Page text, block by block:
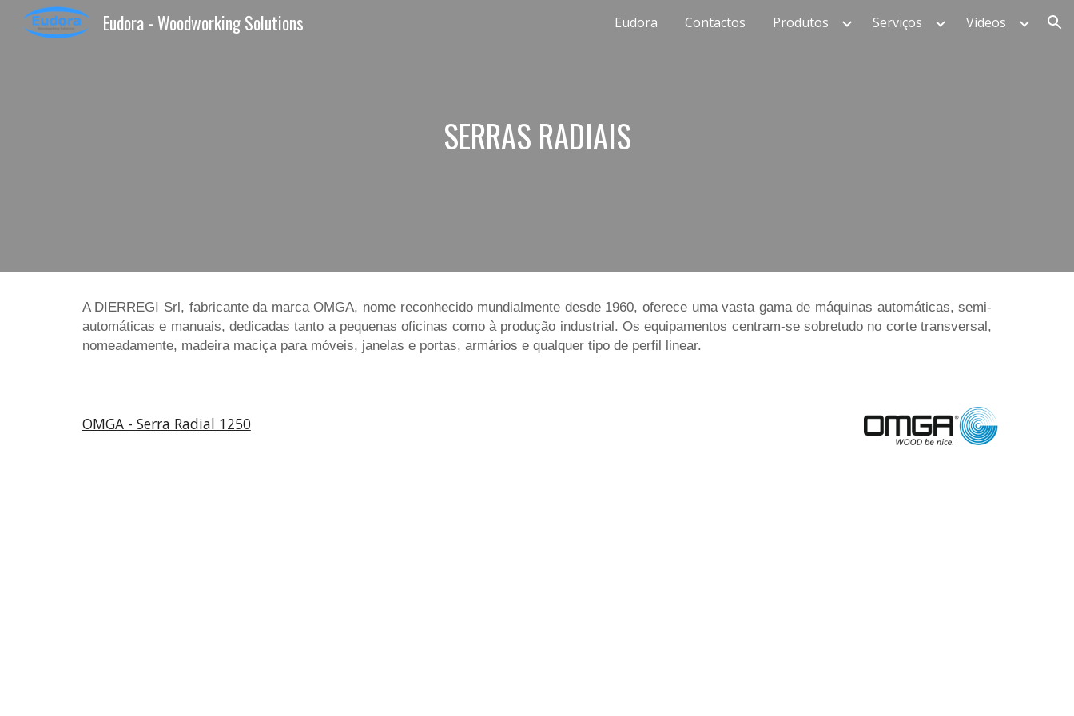
Skip to navigation
Eudora - Woodworking Solutions Eudora Contactos Produtos Serviços Vídeos
SERRAS RADIAIS
A DIERREGI Srl, fabricante da marca OMGA, nome reconhecido mundialmente desde 1960, oferece uma vasta gama de máquinas automáticas, semi-
automáticas e manuais, dedicadas tanto a pequenas oficinas como à produção industrial. Os equipamentos centram-se sobretudo no corte transversal,
nomeadamente, madeira maciça para móveis, janelas e portas, armários e qualquer tipo de perfil linear.
OMGA - Serra Radial 1250